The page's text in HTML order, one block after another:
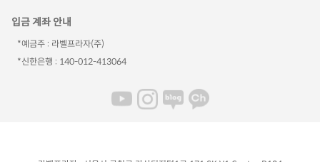
입금 계좌 안내
*예금주 : 라벨프라자(주)
*신한은행 : 140-012-413064